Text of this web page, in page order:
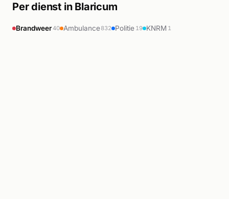
Per dienst in Blaricum
Brandweer40 Ambulance832 Politie 19 KNRM 1